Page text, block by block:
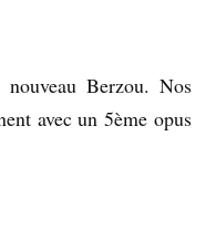
Berzou. Nos
avec un 5ème opus